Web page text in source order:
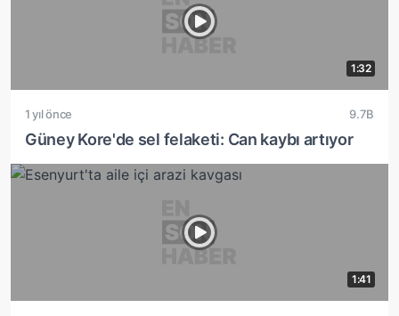
1:32
1 yıl önce 9.7B
Güney Kore'de sel felaketi: Can kaybı artıyor
1:41